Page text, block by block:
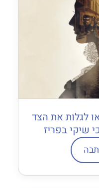
לגלות את הצד
שיקי בפריז